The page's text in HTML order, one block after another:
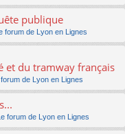
publique
forum de Lyon en Lignes
et du tramway français
forum de Lyon en Lignes
Le forum de Lyon en Lignes